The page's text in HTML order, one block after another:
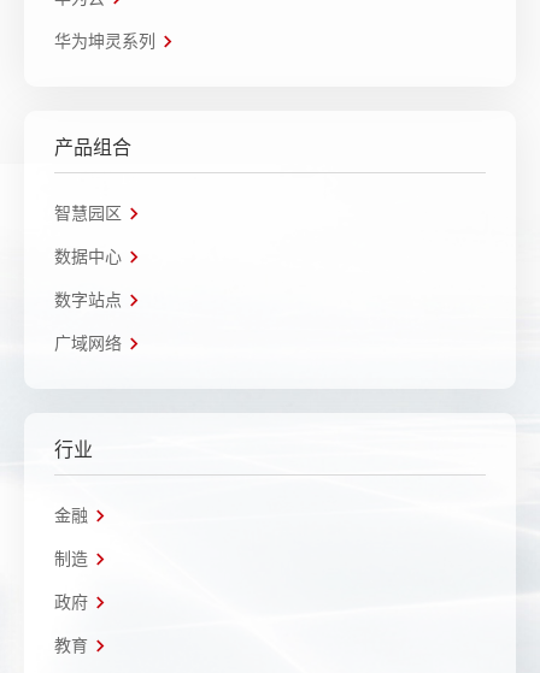
华为坤灵系列
产品组合
智慧园区
数据中心
数字站点
广域网络
行业
金融
制造
政府
教育